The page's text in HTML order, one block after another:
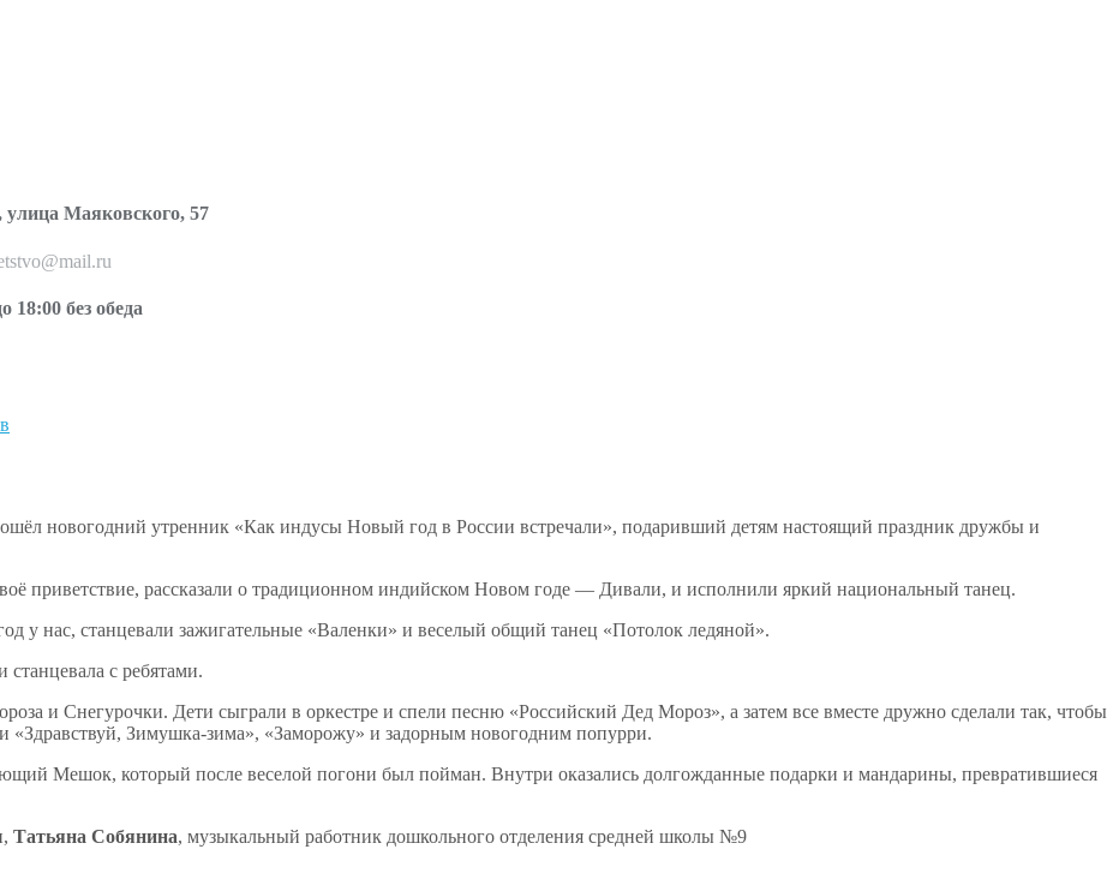
Маяковского, 57
18:00 без обеда
новогодний утренник «Как индусы Новый год в России встречали», подаривший детям настоящий праздник дружбы и
приветствие, рассказали о традиционном индийском Новом годе — Дивали, и исполнили яркий национальный танец.
у нас, станцевали зажигательные «Валенки» и веселый общий танец «Потолок ледяной».
с ребятами.
и Снегурочки. Дети сыграли в оркестре и спели песню «Российский Дед Мороз», а затем все вместе дружно сделали так, чтобы
«Здравствуй, Зимушка-зима», «Заморожу» и задорным новогодним попурри.
Мешок, который после веселой погони был пойман. Внутри оказались долгожданные подарки и мандарины, превратившиеся
Татьяна Собянина, музыкальный работник дошкольного отделения средней школы №9